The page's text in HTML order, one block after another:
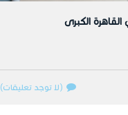
الكبرى
(لا توجد تعليقات)